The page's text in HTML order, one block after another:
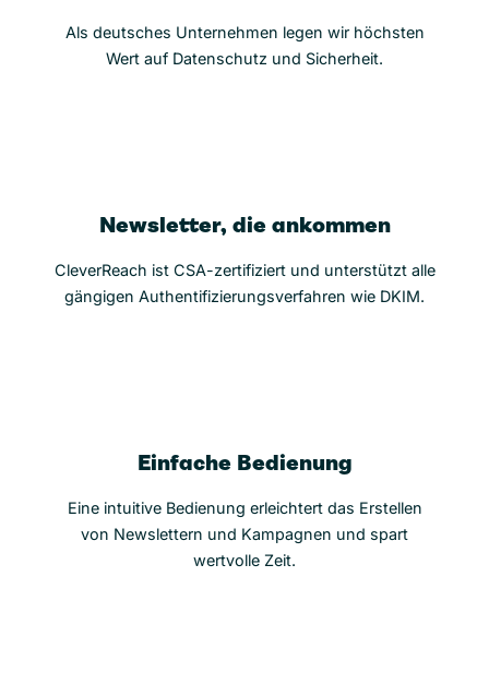
Als deutsches Unternehmen legen wir höchsten
Wert auf Datenschutz und Sicherheit.
Newsletter, die ankommen
CleverReach ist CSA-zertifiziert und unterstützt alle
gängigen Authentifizierungsverfahren wie DKIM.
Einfache Bedienung
Eine intuitive Bedienung erleichtert das Erstellen
von Newslettern und Kampagnen und spart
wertvolle Zeit.